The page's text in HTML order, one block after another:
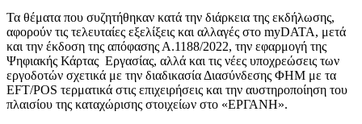
Τα θέματα που συζητήθηκαν κατά την διάρκεια της εκδήλωσης,
αφορούν τις τελευταίες εξελίξεις και αλλαγές στο myDATA, μετά
και την έκδοση της απόφασης Α.1188/2022, την εφαρμογή της
Ψηφιακής Κάρτας Εργασίας, αλλά και τις νέες υποχρεώσεις των
εργοδοτών σχετικά με την διαδικασία Διασύνδεσης ΦΗΜ με τα
EFT/POS τερματικά στις επιχειρήσεις και την αυστηροποίηση του
πλαισίου της καταχώρισης στοιχείων στο «ΕΡΓΑΝΗ».